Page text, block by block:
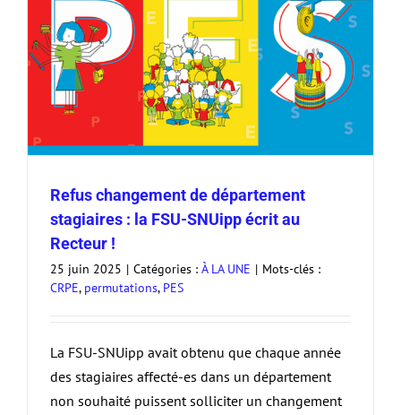
Refus changement de département
stagiaires : la FSU-SNUipp écrit au
Recteur !
25 juin 2025 | Catégories : À LA UNE | Mots-clés :
CRPE, permutations, PES
La FSU-SNUipp avait obtenu que chaque année
des stagiaires affecté-es dans un département
non souhaité puissent solliciter un changement